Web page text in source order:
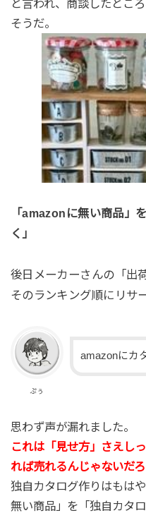
と言われ、商談したとこ
そうだ。
「amazonに無い商品」
く」
後日メーカーさんの「出
そのランキング順にリサ
ぷぅ
amazonにカ
思わず声が漏れました。
これは「見せ方」さえし
れば売れるんじゃないだ
独自カタログ作りはもは
無い商品」を「独自カタ